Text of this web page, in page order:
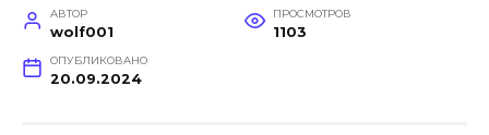
АВТОР
wolf001
ПРОСМОТРОВ
1103
ОПУБЛИКОВАНО
20.09.2024